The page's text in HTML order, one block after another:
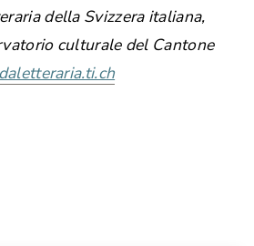
della Svizzera italiana,
culturale del Cantone